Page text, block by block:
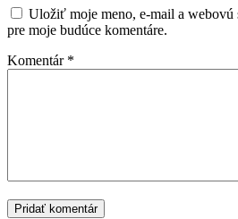
Uložiť moje meno, e-mail a webovú
pre moje budúce komentáre.
Komentár *